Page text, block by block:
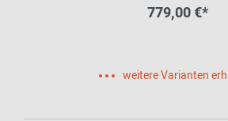
779,00 €*
weitere Varianten